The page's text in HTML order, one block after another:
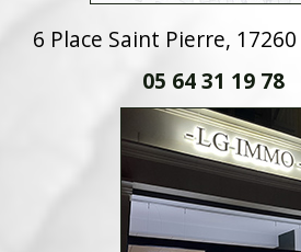
6 Place Saint Pierre,
05 64 31 19 78